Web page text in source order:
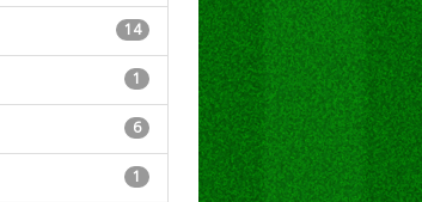
14
1
6
1